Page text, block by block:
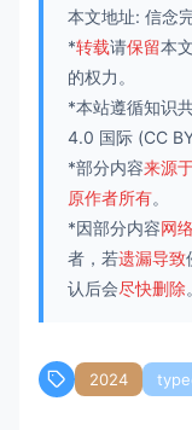
本文地址: 信念
*转载请保留本
的权力。
*本站遵循知识
4.0 国际 (CC
*部分内容来源
原作者所有。
*因部分内容网
者，若遗漏导致
认后会尽快删除。
2024